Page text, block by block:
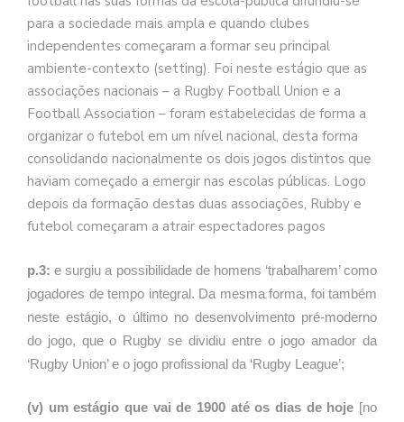
para a sociedade mais ampla e quando clubes
independentes começaram a formar seu principal
ambiente-contexto (setting). Foi neste estágio que as
associações nacionais – a Rugby Football Union e a
Football Association – foram estabelecidas de forma a
organizar o futebol em um nível nacional, desta forma
consolidando nacionalmente os dois jogos distintos que
haviam começado a emergir nas escolas públicas. Logo
depois da formação destas duas associações, Rubby e
futebol começaram a atrair espectadores pagos
p.3: e surgiu a possibilidade de homens ‘trabalharem’ como
jogadores de tempo integral. Da mesma forma, foi também
neste estágio, o último no desenvolvimento pré-moderno
do jogo, que o Rugby se dividiu entre o jogo amador da
‘Rugby Union’ e o jogo profissional da ‘Rugby League’;
(v) um estágio que vai de 1900 até os dias de hoje [no